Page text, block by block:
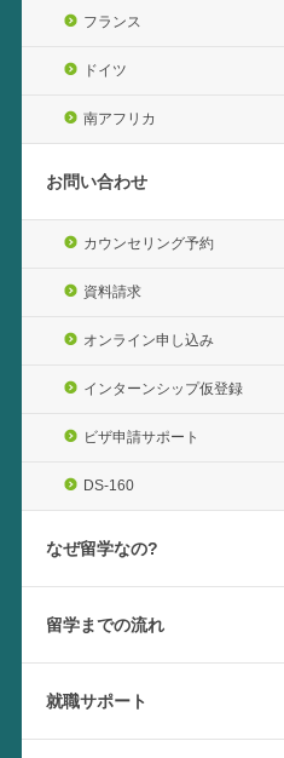
フランス
ドイツ
南アフリカ
お問い合わせ
カウンセリング予約
資料請求
オンライン申し込み
インターンシップ仮登録
ビザ申請サポート
DS-160
なぜ留学なの?
留学までの流れ
就職サポート